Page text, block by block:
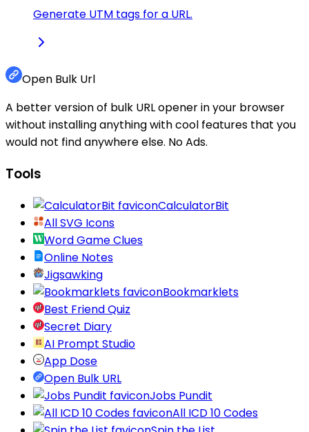
Generate UTM tags for a URL.
Open Bulk Url
A better version of bulk URL opener in your browser
without installing anything with cool features that you
would not find anywhere else. No Ads.
Tools
CalculatorBit
All SVG Icons
Word Game Clues
Online Notes
Jigsawking
Bookmarklets
Best Friend Quiz
Secret Diary
AI Prompt Studio
App Dose
Open Bulk URL
Jobs Pundit
All ICD 10 Codes